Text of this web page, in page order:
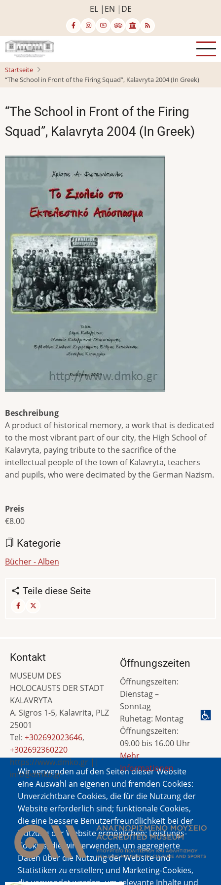
EL EN DE
Startseite
“The School in Front of the Firing Squad”, Kalavryta 2004 (In Greek)
“The School in Front of the Firing
Squad”, Kalavryta 2004 (In Greek)
Beschreibung
A product of historical memory, a work that is dedicated
to the most vibrant part of our city, the High School of
Kalavryta, paying tribute to the sacrifice of the
intellectual people of the town of Kalavryta, teachers
and pupils, who were decimated by the German Nazism.
Preis
€8.00
Kategorie
Bücher - Alben
Teile diese Seite
Wir verwenden auf den Seiten dieser Website
eine Auswahl an eigenen und fremden Cookies:
Unverzichtbare Cookies, die für die Nutzung der
Website erforderlich sind; funktionale Cookies,
die eine bessere Benutzerfreundlichkeit bei der
Nutzung der Website ermöglichen; Leistungs-
Cookies, die wir verwenden, um aggregierte
Daten über die Nutzung der Website und
Statistiken zu erstellen; und Marketing-Cookies,
die verwendet werden, um relevante Inhalte und
Kontakt
MUSEUM DES
HOLOCAUSTS DER STADT
KALAVRYTA
A. Sigros 1-5, Kalavrita, PLZ
25001
Tel: +302692023646,
+302692360220
https://www.dmko.gr ||
info@dmko.gr
Öffnungszeiten
Öffnungszeiten:
Dienstag –
Sonntag
Ruhetag: Montag
Öffnungszeiten:
09.00 bis 16.00 Uhr
Mehr
Informationen
Bild